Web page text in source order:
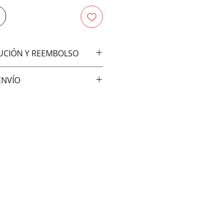
Y REEMBOLSO
ni devoluciones